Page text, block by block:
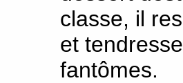
classe, il
et
fantômes.